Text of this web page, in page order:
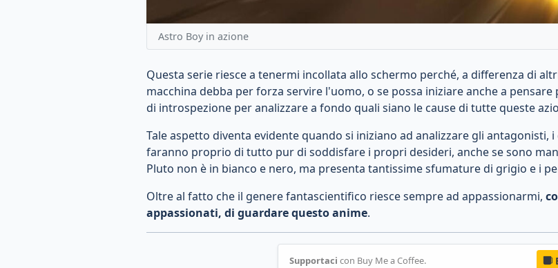
Astro Boy in azione
Questa serie riesce a tenermi incollata allo schermo perché, a differenza di
macchina debba per forza servire l'uomo, o se possa iniziare anche a
di introspezione per analizzare a fondo quali siano le cause di tutte queste
Tale aspetto diventa evidente quando si iniziano ad analizzare gli
faranno proprio di tutto pur di soddisfare i propri desideri, anche se sono
Pluto non è in bianco e nero, ma presenta tantissime sfumature di grigio e i
Oltre al fatto che il genere fantascientifico riesce sempre ad appassionarmi,
appassionati, di guardare questo anime.
Supportaci con Buy Me a Coffee.